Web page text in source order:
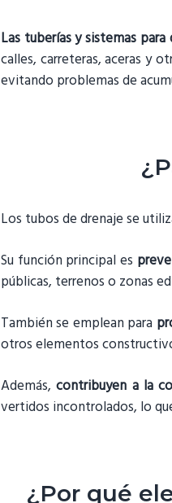
Las tuberías y sistemas
calles, carreteras, aceras y
evitando problemas de
Los tubos de drenaje se
Su función principal es
públicas, terrenos o zonas
También se emplean para
otros elementos
Además,contribuyen a la
vertidos incontrolados, lo
¿Por qué